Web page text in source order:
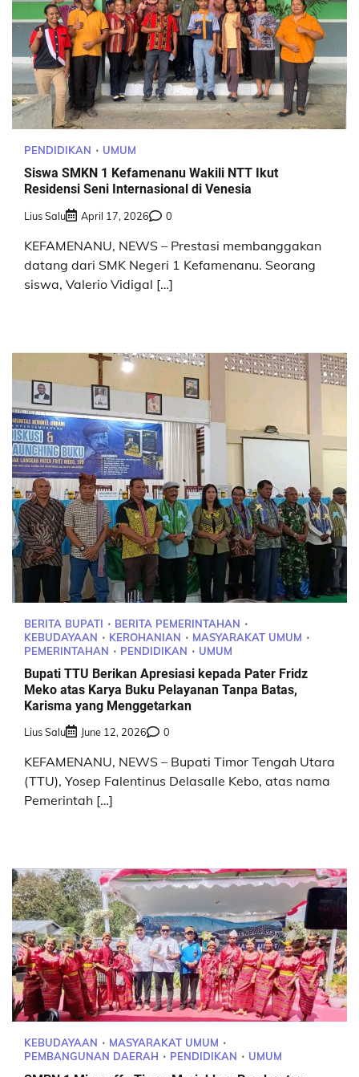
PENDIDIKAN UMUM
Siswa SMKN 1 Kefamenanu Wakili NTT Ikut
Residensi Seni Internasional di Venesia
Lius Salu April 17, 2026 0
KEFAMENANU, NEWS – Prestasi membanggakan
datang dari SMK Negeri 1 Kefamenanu. Seorang
siswa, Valerio Vidigal […]
BERITA BUPATI
BERITA PEMERINTAHAN
KEBUDAYAAN
KEROHANIAN
MASYARAKAT UMUM
PEMERINTAHAN
PENDIDIKAN UMUM
Bupati TTU Berikan Apresiasi kepada Pater Fridz
Meko atas Karya Buku Pelayanan Tanpa Batas,
Karisma yang Menggetarkan
Lius Salu June 12, 2026 0
KEFAMENANU, NEWS – Bupati Timor Tengah Utara
(TTU), Yosep Falentinus Delasalle Kebo, atas nama
Pemerintah […]
KEBUDAYAAN
MASYARAKAT UMUM
PEMBANGUNAN DAERAH
PENDIDIKAN UMUM